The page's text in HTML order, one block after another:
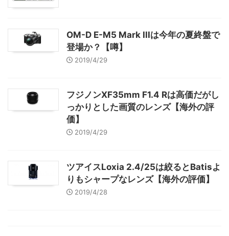
OM-D E-M5 Mark IIIは今年の夏終盤で
登場か？【噂】
2019/4/29
フジノンXF35mm F1.4 Rは高価だがし
っかりとした画質のレンズ【海外の評
価】
2019/4/29
ツアイスLoxia 2.4/25は絞るとBatisよ
りもシャープなレンズ【海外の評価】
2019/4/28